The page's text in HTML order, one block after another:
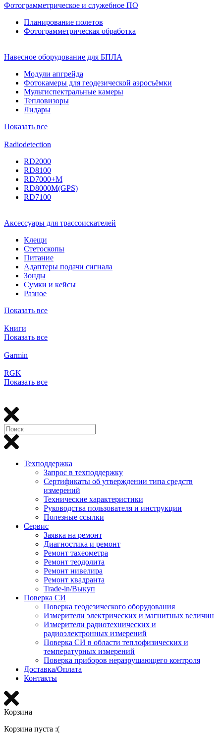
Фотограмметрическое и служебное ПО
Планирование полетов
Фотограмметрическая обработка
Навесное оборудование для БПЛА
Модули апгрейда
Фотокамеры для геодезической аэросъёмки
Мультиспектральные камеры
Тепловизоры
Лидары
Показать все
Radiodetection
RD2000
RD8100
RD7000+M
RD8000M(GPS)
RD7100
Аксессуары для трассоискателей
Клещи
Стетоскопы
Питание
Адаптеры подачи сигнала
Зонды
Сумки и кейсы
Разное
Показать все
Книги
Показать все
Garmin
RGK
Показать все
Техподдержка
Запрос в техподдержку
Сертификаты об утверждении типа средств
измерений
Технические характеристики
Руководства пользователя и инструкции
Полезные ссылки
Сервис
Заявка на ремонт
Диагностика и ремонт
Ремонт тахеометра
Ремонт теодолита
Ремонт нивелира
Ремонт квадранта
Trade-in/Выкуп
Поверка СИ
Поверка геодезического оборудования
Измерители электрических и магнитных величин
Измерители радиотехнических и
радиоэлектронных измерений
Поверка СИ в области теплофизических и
температурных измерений
Поверка приборов неразрушающего контроля
Доставка/Оплата
Контакты
Корзина
Корзина пуста :(